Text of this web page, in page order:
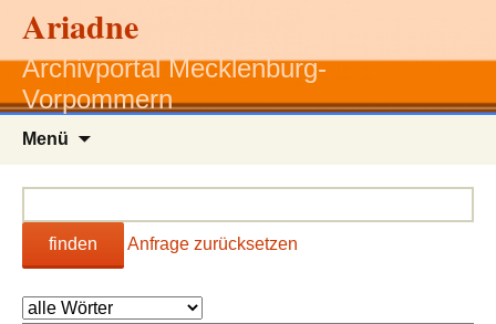
Ariadne
Archivportal Mecklenburg-
Vorpommern
Menü
finden Anfrage zurücksetzen